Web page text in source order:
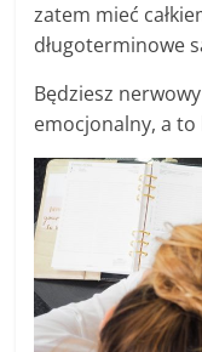
zatem mieć
długoterminowe
Będziesz
emocjonalny, a to